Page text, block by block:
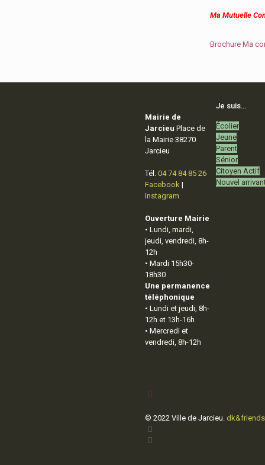
Ma Mutuelle
Brochure Ma
Mairie de
Jarcieu Place de
la Mairie 38270
Jarcieu
Tél. 04 74 84 85 26
Facebook |
Instagram
Ouverture Mairie
• Lundi, mardi,
jeudi, vendredi, 8h-
12h
• Mardi 15h30-
18h30
Une permanence
téléphonique
• Lundi et jeudi, 8h-
12h et 13h-16h
• Mercredi et
vendredi, 8h-12h
Je suis…
Écolier
Jeune
Parent
Sénior
Citoyen Actif
Nouvel
© 2022 Ville de Jarcieu. dk&friends